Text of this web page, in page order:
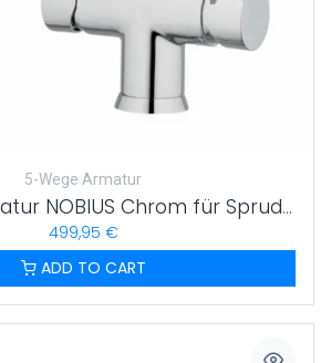
5-Wege Armatur
5-Wege-Armatur NOBIUS Chrom für Sprudelwasser Made in Italy
499,95 €
ADD TO CART